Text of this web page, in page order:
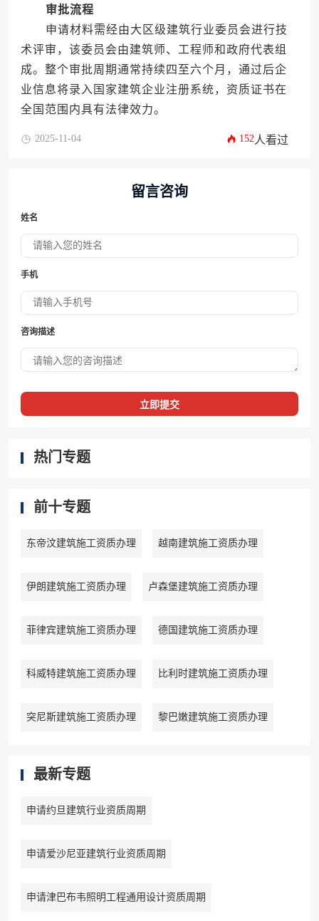
审批流程
申请材料需经由大区级建筑行业委员会进行技
术评审，该委员会由建筑师、工程师和政府代表组
成。整个审批周期通常持续四至六个月，通过后企
业信息将录入国家建筑企业注册系统，资质证书在
全国范围内具有法律效力。
2025-11-04 152人看过
留言咨询
姓名
手机
咨询描述
立即提交
热门专题
前十专题
东帝汶建筑施工资质办理 越南建筑施工资质办理
伊朗建筑施工资质办理 卢森堡建筑施工资质办理
菲律宾建筑施工资质办理 德国建筑施工资质办理
科威特建筑施工资质办理 比利时建筑施工资质办理
突尼斯建筑施工资质办理 黎巴嫩建筑施工资质办理
最新专题
申请约旦建筑行业资质周期
申请爱沙尼亚建筑行业资质周期
申请津巴布韦照明工程通用设计资质周期